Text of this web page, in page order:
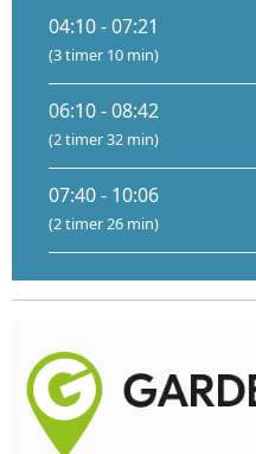
04:10 - 07:21
(3 timer 10 min)
06:10 - 08:42
(2 timer 32 min)
07:40 - 10:06
(2 timer 26 min)